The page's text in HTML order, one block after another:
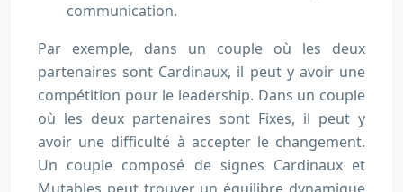
communication.
Par exemple, dans un couple où les deux
partenaires sont Cardinaux, il peut y avoir une
compétition pour le leadership. Dans un couple
où les deux partenaires sont Fixes, il peut y
avoir une difficulté à accepter le changement.
Un couple composé de signes Cardinaux et